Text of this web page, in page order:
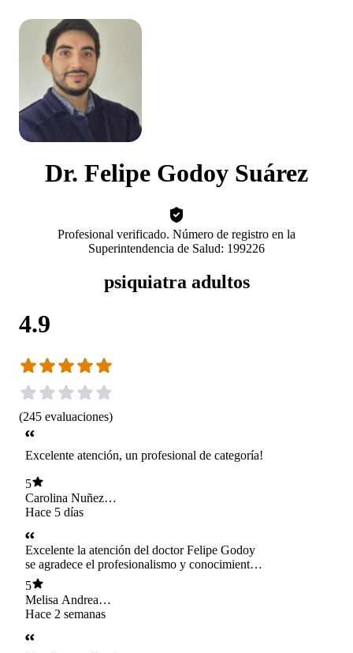
Dr. Felipe Godoy Suárez
Profesional verificado. Número de registro en la
Superintendencia de Salud: 199226
psiquiatra adultos
4.9
(245 evaluaciones)
Excelente atención, un profesional de categoría!
5
Carolina Nuñez
Muñoz
Hace 5 días
Excelente la atención del doctor Felipe Godoy
se agradece el profesionalismo y conocimientos
entregados
5
Melisa Andrea
Heggie Jimenez
Hace 2 semanas